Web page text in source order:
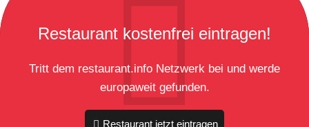
Restaurant kostenfrei eintragen!
Tritt dem restaurant.info Netzwerk bei und werde
europaweit gefunden.
Restaurant jetzt eintragen